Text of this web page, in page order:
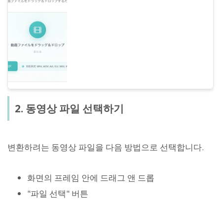
2. 동영상 파일 선택하기
변환하려는 동영상 파일을 다음 방법으로 선택합니다.
화면의 프레임 안에 드래그 앤 드롭
"파일 선택" 버튼